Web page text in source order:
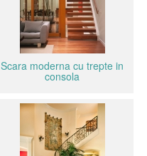
Scara moderna cu trepte in
consola